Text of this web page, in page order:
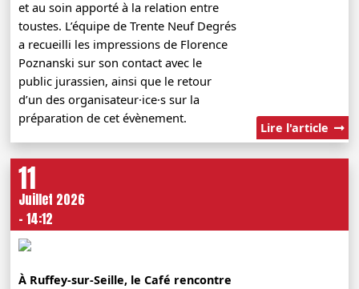
et au soin apporté à la relation entre
toustes. L’équipe de Trente Neuf Degrés
a recueilli les impressions de Florence
Poznanski sur son contact avec le
public jurassien, ainsi que le retour
d’un des organisateur·ice·s sur la
préparation de cet évènement.
Lire l'article
11
Juillet 2026
- 14:12
À Ruffey-sur-Seille, le Café rencontre